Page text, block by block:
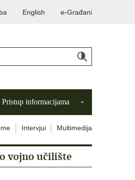
English e-Građani
Pristup informacijama
Intervjui Multimedija
vojno učilište